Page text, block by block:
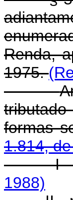
Renda,
1975.
formas
1.814,
I -
1988)